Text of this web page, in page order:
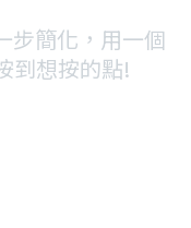
步簡化，用一個
到想按的點!